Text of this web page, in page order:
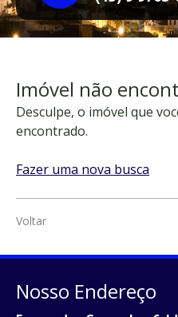
Imóvel não
Desculpe, o imóvel que
encontrado.
Fazer uma nova busca
Voltar
Nosso Endereço